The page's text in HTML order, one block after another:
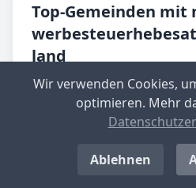
Top-­Ge­mein­den
land
Langenwolschendorf
Aktueller Hebesatz: 200 %
Standort-Informationen
Wir verwenden Cookies,
optimieren. Mehr
Ablehnen